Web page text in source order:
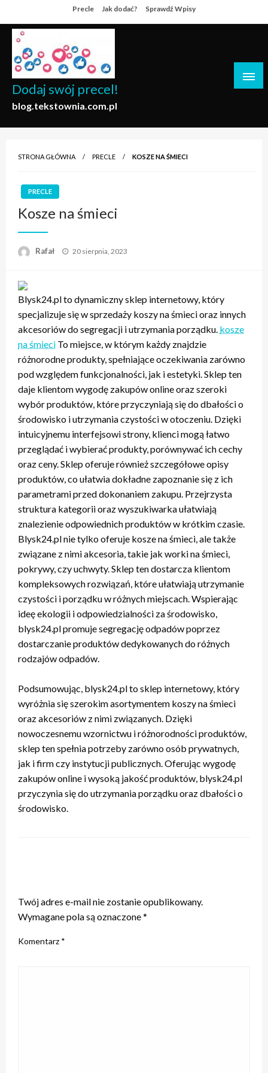
to
content
Precle Jak dodać? Sprawdź Wpisy
Dodaj swój precel!
blog.tekstownia.com.pl
STRONA GŁÓWNA PRECLE KOSZE NA ŚMIECI
PRECLE
Kosze na śmieci
Rafał
Opublikowane
20 sierpnia, 2023
Blysk24.pl to dynamiczny sklep internetowy, który
specjalizuje się w sprzedaży koszy na śmieci oraz innych
akcesoriów do segregacji i utrzymania porządku. kosze
na śmieci To miejsce, w którym każdy znajdzie
różnorodne produkty, spełniające oczekiwania zarówno
pod względem funkcjonalności, jak i estetyki. Sklep ten
daje klientom wygodę zakupów online oraz szeroki
wybór produktów, które przyczyniają się do dbałości o
środowisko i utrzymania czystości w otoczeniu. Dzięki
intuicyjnemu interfejsowi strony, klienci mogą łatwo
przeglądać i wybierać produkty, porównywać ich cechy
oraz ceny. Sklep oferuje również szczegółowe opisy
produktów, co ułatwia dokładne zapoznanie się z ich
parametrami przed dokonaniem zakupu. Przejrzysta
struktura kategorii oraz wyszukiwarka ułatwiają
znalezienie odpowiednich produktów w krótkim czasie.
Blysk24.pl nie tylko oferuje kosze na śmieci, ale także
związane z nimi akcesoria, takie jak worki na śmieci,
pokrywy, czy uchwyty. Sklep ten dostarcza klientom
kompleksowych rozwiązań, które ułatwiają utrzymanie
czystości i porządku w różnych miejscach. Wspierając
ideę ekologii i odpowiedzialności za środowisko,
blysk24.pl promuje segregację odpadów poprzez
dostarczanie produktów dedykowanych do różnych
rodzajów odpadów.
Podsumowując, blysk24.pl to sklep internetowy, który
wyróżnia się szerokim asortymentem koszy na śmieci
oraz akcesoriów z nimi związanych. Dzięki
nowoczesnemu wzornictwu i różnorodności produktów,
sklep ten spełnia potrzeby zarówno osób prywatnych,
jak i firm czy instytucji publicznych. Oferując wygodę
zakupów online i wysoką jakość produktów, blysk24.pl
przyczynia się do utrzymania porządku oraz dbałości o
środowisko.
Twój adres e-mail nie zostanie opublikowany.
Wymagane pola są oznaczone*
Komentarz *